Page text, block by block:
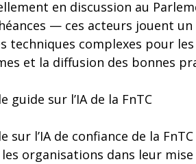
en discussion au
— ces acteurs jouent un
techniques complexes pour
et la diffusion des bonnes
sur l’IA de la FnTC
sur l’IA de confiance de la
organisations dans leur